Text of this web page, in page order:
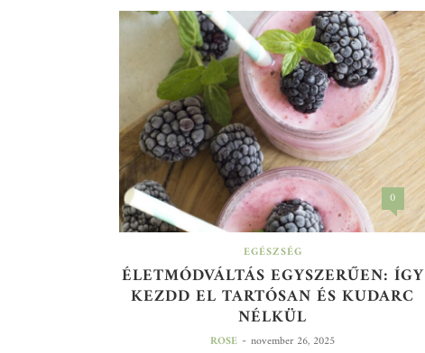
0
EGÉSZSÉG
ÉLETMÓDVÁLTÁS EGYSZERŰEN: ÍGY
KEZDD EL TARTÓSAN ÉS KUDARC
NÉLKÜL
ROSE - november 26, 2025